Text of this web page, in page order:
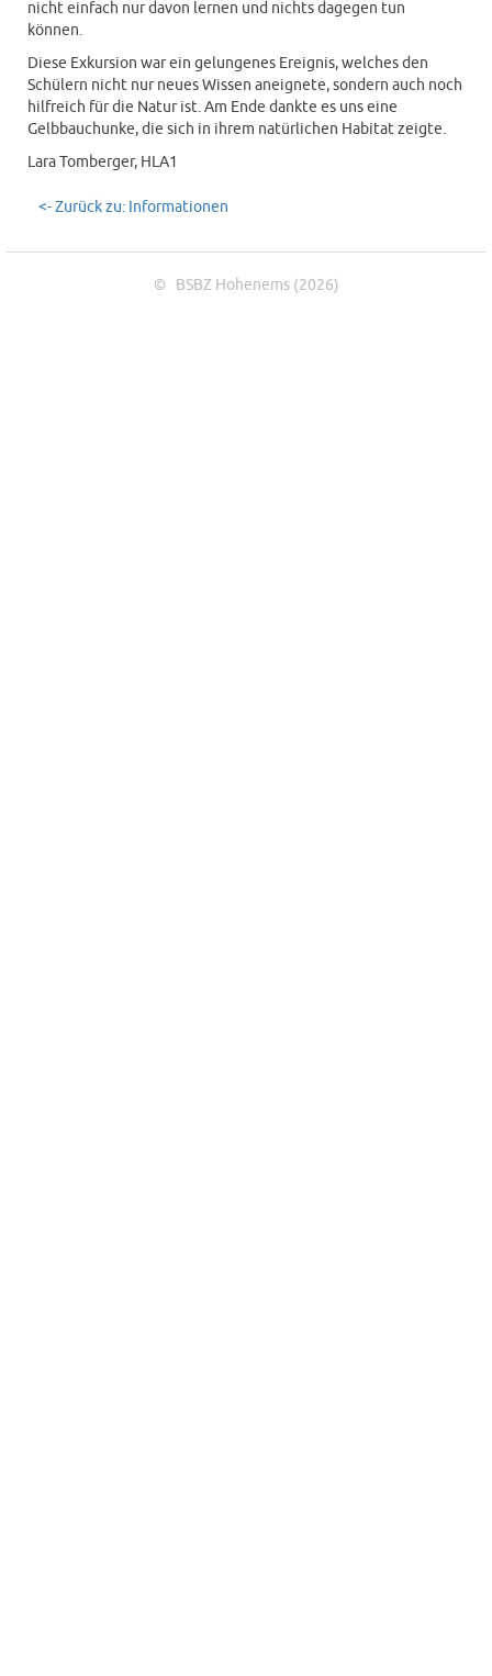
nicht einfach nur davon lernen und nichts dagegen tun
können.
Diese Exkursion war ein gelungenes Ereignis, welches den
Schülern nicht nur neues Wissen aneignete, sondern auch noch
hilfreich für die Natur ist. Am Ende dankte es uns eine
Gelbbauchunke, die sich in ihrem natürlichen Habitat zeigte.
Lara Tomberger, HLA1
<- Zurück zu: Informationen
© BSBZ Hohenems (2026)